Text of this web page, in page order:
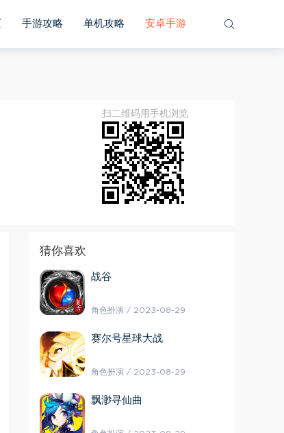
手游攻略 单机攻略 安卓手游
扫二维码用手机浏览
猜你喜欢
战谷
角色扮演 / 2023-08-29
赛尔号星球大战
角色扮演 / 2023-08-29
飘渺寻仙曲